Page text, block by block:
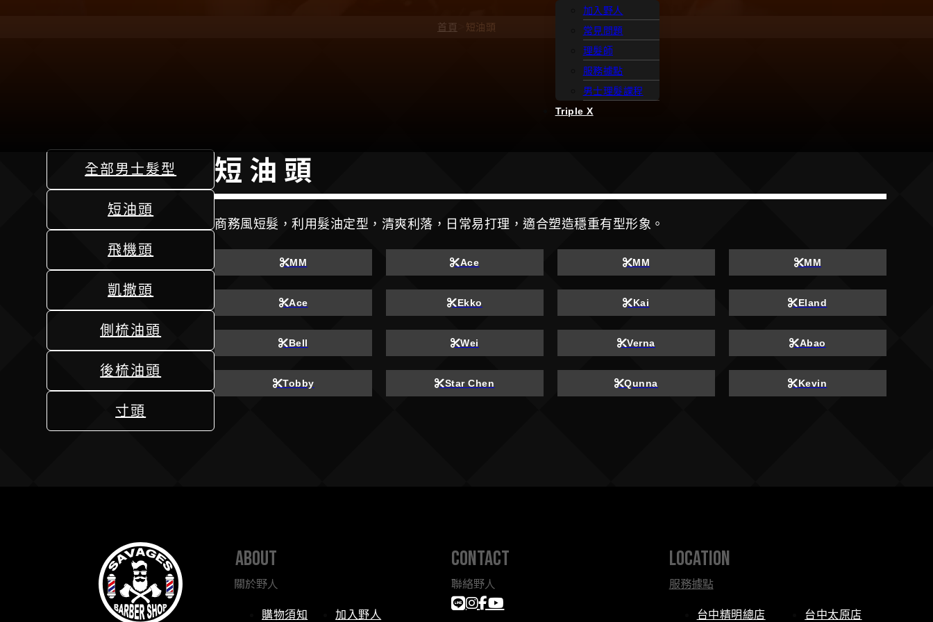
加入野人
常見問題
理髮師
服務據點
男士理髮課程
Triple X
首頁 短油頭
全部男士髮型
短油頭
飛機頭
凱撒頭
側梳油頭
後梳油頭
寸頭
短油頭
商務風短髮，利用髮油定型，清爽利落，日常易打理，適合塑造穩重有型形象。
MM Ace MM MM
Ace Ekko Kai Eland
Bell Wei Verna Abao
Tobby Star Chen Qunna Kevin
about
關於野人
購物須知 加入野人
contact
聯絡野人
location
服務據點
台中精明總店 台中太原店